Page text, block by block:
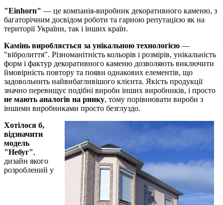
"Einhorn" — це компанія-виробник декоративного каменю, з
багаторічним досвідом роботи та гарною репутацією як на
території України, так і інших країн.
Камінь виробляється за унікальною технологією —
"вібролиття". Різноманітність кольорів і розмірів, унікальність
форм і фактур декоративного каменю дозволяють виключити
ймовірність повтору та появи однакових елементів, що
задовольнить найвибагливішого клієнта. Якість продукції
значно перевищує подібні вироби інших виробників, і просто
не мають аналогів на ринку, тому порівнювати вироби з
іншими виробниками просто безглуздо.
Хотілося б,
відзначити
модель
"Небуг",
дизайн якого
розроблений у